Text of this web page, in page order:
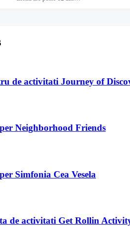
de activitati Journey of
Neighborhood Friends
Simfonia Cea Vesela
de activitati Get Rollin